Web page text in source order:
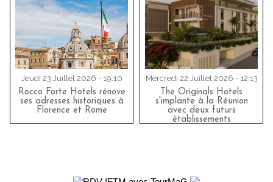
Jeudi 23 Juillet 2026 - 19:10
Rocco Forte Hotels rénove
ses adresses historiques à
Florence et Rome
Mercredi 22 Juillet 2026 - 12:13
The Originals Hotels
s'implante à la Réunion
avec deux futurs
établissements